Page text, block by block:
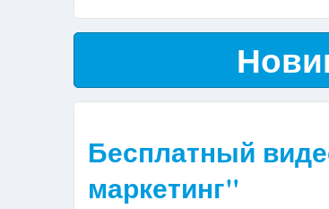
Бесплатный
маркетинг"